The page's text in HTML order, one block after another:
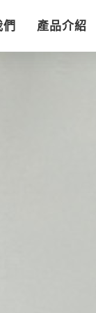
產品介紹